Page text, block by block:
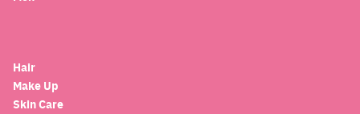
Hair
Make Up
Skin Care